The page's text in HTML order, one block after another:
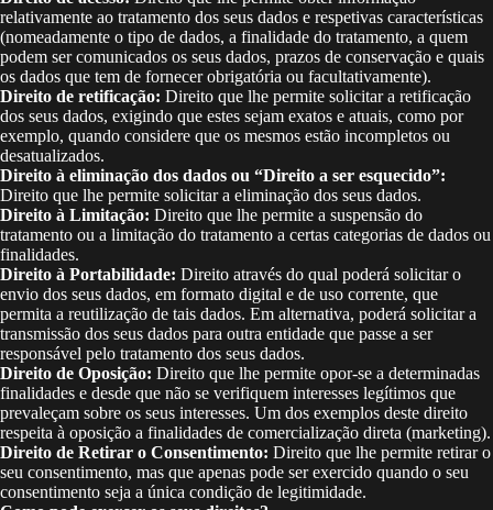
relativamente ao tratamento dos seus dados e respetivas características
(nomeadamente o tipo de dados, a finalidade do tratamento, a quem
podem ser comunicados os seus dados, prazos de conservação e quais
os dados que tem de fornecer obrigatória ou facultativamente).
Direito de retificação: Direito que lhe permite solicitar a retificação
dos seus dados, exigindo que estes sejam exatos e atuais, como por
exemplo, quando considere que os mesmos estão incompletos ou
desatualizados.
Direito à eliminação dos dados ou “Direito a ser esquecido”:
Direito que lhe permite solicitar a eliminação dos seus dados.
Direito à Limitação: Direito que lhe permite a suspensão do
tratamento ou a limitação do tratamento a certas categorias de dados ou
finalidades.
Direito à Portabilidade: Direito através do qual poderá solicitar o
envio dos seus dados, em formato digital e de uso corrente, que
permita a reutilização de tais dados. Em alternativa, poderá solicitar a
transmissão dos seus dados para outra entidade que passe a ser
responsável pelo tratamento dos seus dados.
Direito de Oposição: Direito que lhe permite opor-se a determinadas
finalidades e desde que não se verifiquem interesses legítimos que
prevaleçam sobre os seus interesses. Um dos exemplos deste direito
respeita à oposição a finalidades de comercialização direta (marketing).
Direito de Retirar o Consentimento: Direito que lhe permite retirar o
seu consentimento, mas que apenas pode ser exercido quando o seu
consentimento seja a única condição de legitimidade.